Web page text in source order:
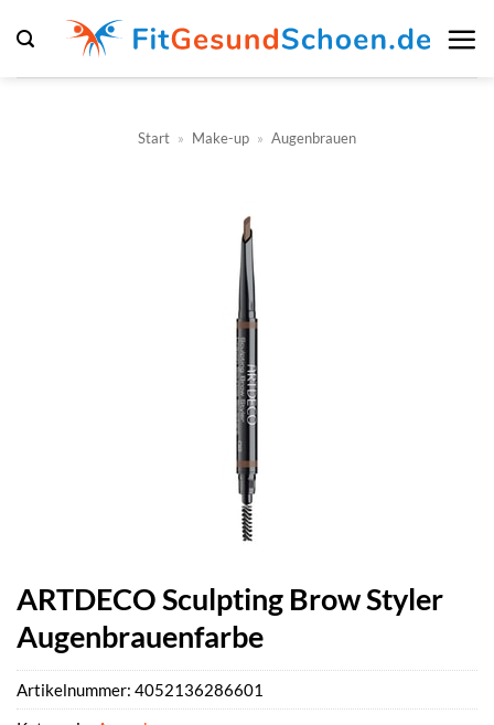
Inhalt
springen
Start » Make-up » Augenbrauen
ARTDECO Sculpting Brow Styler
Augenbrauenfarbe
Artikelnummer: 4052136286601